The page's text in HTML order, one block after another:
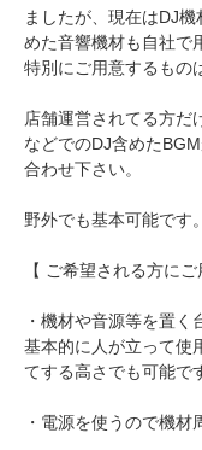
ましたが、現在はDJ
めた音響機材も自社で
特別にご用意するもの
店舗運営されてる方だ
などでのDJ含めた
合わせ下さい。
野外でも基本可能です。
【 ご希望される方に
・機材や音源等を置く
基本的に人が立って使
てする高さでも可能で
・電源を使うので機材